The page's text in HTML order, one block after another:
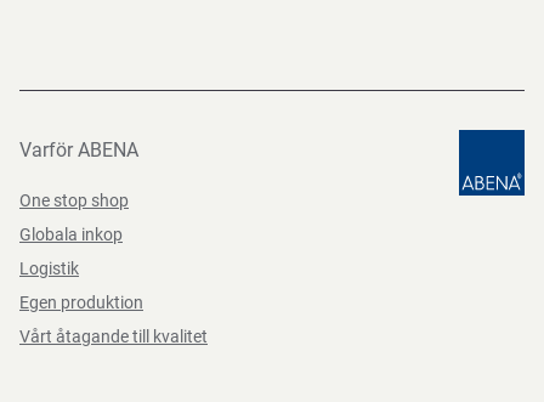
Varför ABENA
One stop shop
Globala inkop
Logistik
Egen produktion
Vårt åtagande till kvalitet